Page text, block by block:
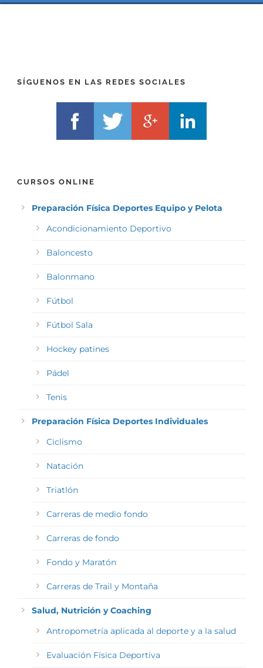
SÍGUENOS EN LAS REDES SOCIALES
CURSOS ONLINE
Preparación Física Deportes Equipo y Pelota
Acondicionamiento Deportivo
Baloncesto
Balonmano
Fútbol
Fútbol Sala
Hockey patines
Pádel
Tenis
Preparación Física Deportes Individuales
Ciclismo
Natación
Triatlón
Carreras de medio fondo
Carreras de fondo
Fondo y Maratón
Carreras de Trail y Montaña
Salud, Nutrición y Coaching
Antropometría aplicada al deporte y a la salud
Evaluación Física Deportiva